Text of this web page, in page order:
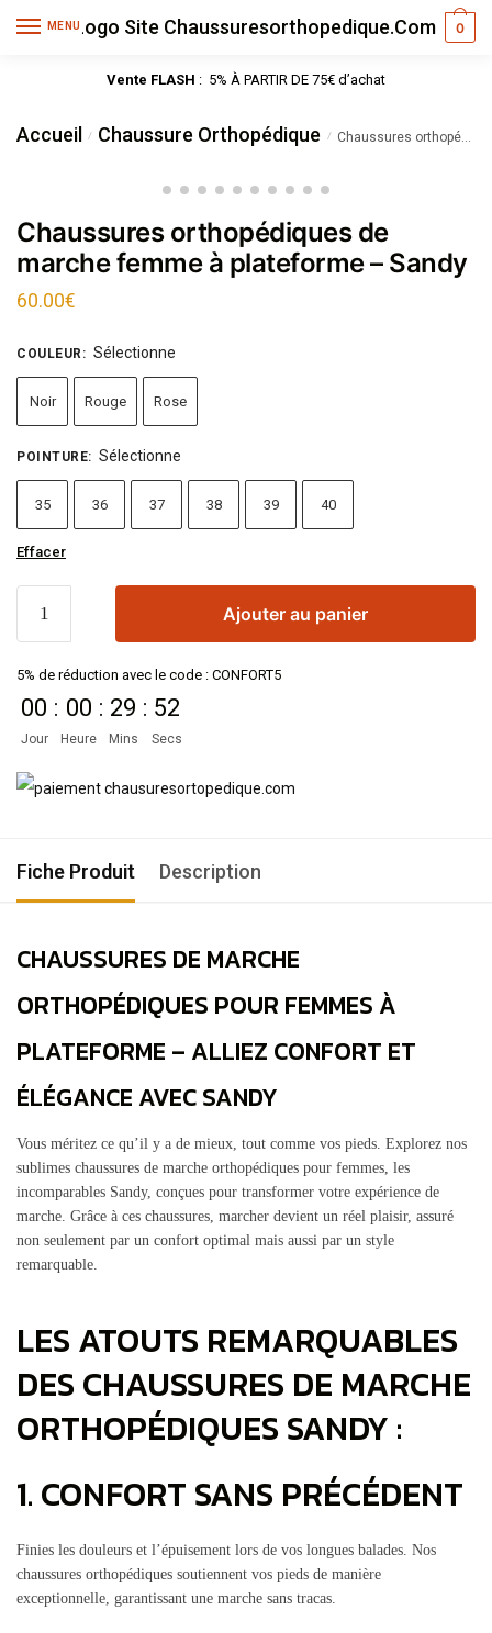
MENU 0
Vente FLASH : 5% À PARTIR DE 75€ d’achat
Accueil / Chaussure Orthopédique / Chaussures orthopédiques de marche femme à plateforme – Sandy
Chaussures orthopédiques de
marche femme à plateforme – Sandy
60.00€
COULEUR : Sélectionne
Noir Rouge Rose
POINTURE: Sélectionne
35 36 37 38 39 40
Effacer
Ajouter au panier
5% de réduction avec le code : CONFORT5
00
Jour
: 00
Heure
: 29
Mins
: 51
Secs
Fiche Produit Description
CHAUSSURES DE MARCHE
ORTHOPÉDIQUES POUR FEMMES À
PLATEFORME – ALLIEZ CONFORT ET
ÉLÉGANCE AVEC SANDY
Vous méritez ce qu’il y a de mieux, tout comme vos pieds. Explorez nos
sublimes chaussures de marche orthopédiques pour femmes, les
incomparables Sandy, conçues pour transformer votre expérience de
marche. Grâce à ces chaussures, marcher devient un réel plaisir, assuré
non seulement par un confort optimal mais aussi par un style
remarquable.
LES ATOUTS REMARQUABLES
DES CHAUSSURES DE MARCHE
ORTHOPÉDIQUES SANDY :
1. CONFORT SANS PRÉCÉDENT
Finies les douleurs et l’épuisement lors de vos longues balades. Nos
chaussures orthopédiques soutiennent vos pieds de manière
exceptionnelle, garantissant une marche sans tracas.